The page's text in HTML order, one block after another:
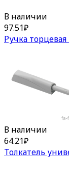
В наличии
97.51₽
Ручка
В наличии
64.21₽
Толкатель